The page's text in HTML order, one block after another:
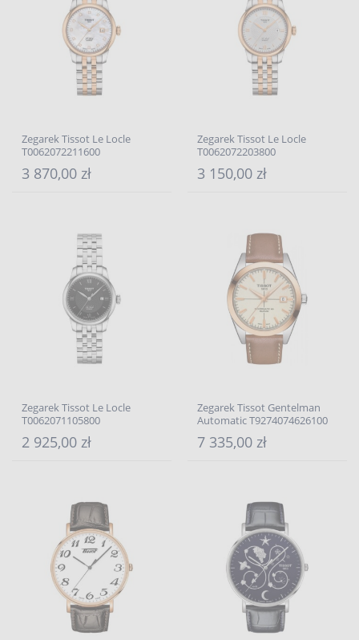
Zegarek Tissot Le Locle
T0062072211600
3 870,00 zł
Zegarek Tissot Le Locle
T0062072203800
3 150,00 zł
Zegarek Tissot Le Locle
T0062071105800
2 925,00 zł
Zegarek Tissot Gentelman
Automatic T9274074626100
7 335,00 zł